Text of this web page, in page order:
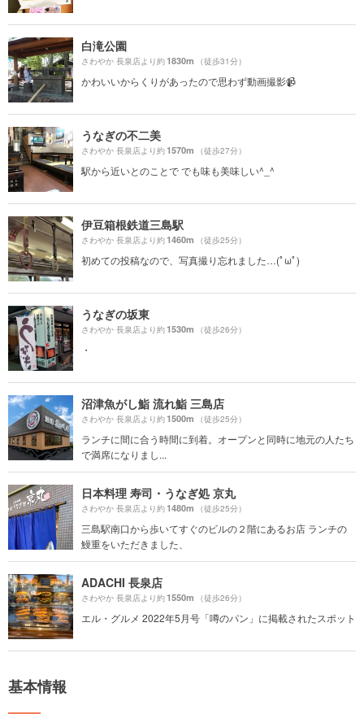
白滝公園
さわやか 長泉店より約1830m （徒歩31分）
かわいいからくりがあったので思わず動画撮影📹
うなぎの不二美
さわやか 長泉店より約1570m （徒歩27分）
駅から近いとのことで でも味も美味しい^_^
伊豆箱根鉄道三島駅
さわやか 長泉店より約1460m （徒歩25分）
初めての投稿なので、写真撮り忘れました…(ﾟωﾟ)
うなぎの坂東
さわやか 長泉店より約1530m （徒歩26分）
・
沼津魚がし鮨 流れ鮨 三島店
さわやか 長泉店より約1500m （徒歩25分）
ランチに間に合う時間に到着。オープンと同時に地元の人たち
で満席になりまし...
日本料理 寿司・うなぎ処 京丸
さわやか 長泉店より約1480m （徒歩25分）
三島駅南口から歩いてすぐのビルの２階にあるお店 ランチの
鰻重をいただきました、
ADACHI 長泉店
さわやか 長泉店より約1550m （徒歩26分）
エル・グルメ 2022年5月号「噂のパン」に掲載されたスポット
基本情報